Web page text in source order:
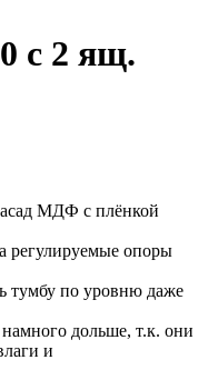
с 2 ящ.
МДФ с плёнкой
регулируемые опоры
тумбу по уровню даже
дольше, т.к. они
и